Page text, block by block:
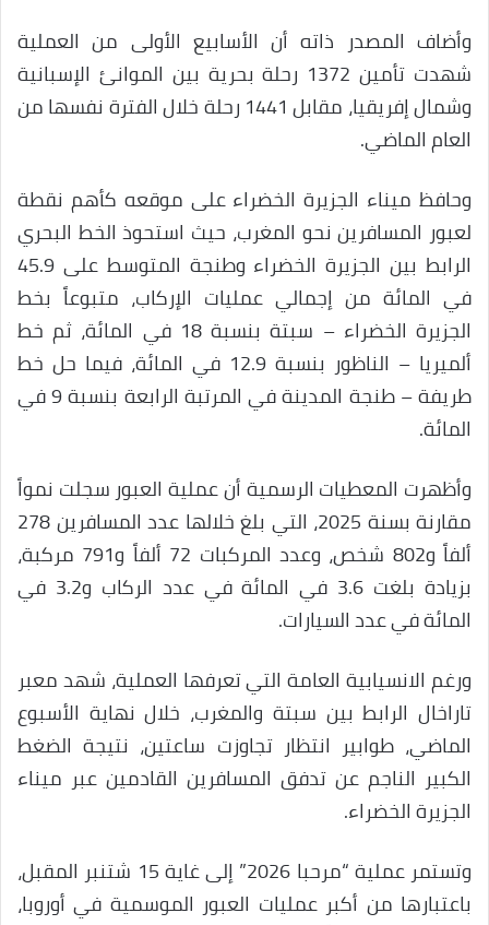
وأضاف المصدر ذاته أن الأسابيع الأولى من العملية
شهدت تأمين 1372 رحلة بحرية بين الموانئ الإسبانية
وشمال إفريقيا، مقابل 1441 رحلة خلال الفترة نفسها من
العام الماضي.
وحافظ ميناء الجزيرة الخضراء على موقعه كأهم نقطة
لعبور المسافرين نحو المغرب، حيث استحوذ الخط البحري
الرابط بين الجزيرة الخضراء وطنجة المتوسط على 45.9
في المائة من إجمالي عمليات الإركاب، متبوعاً بخط
الجزيرة الخضراء – سبتة بنسبة 18 في المائة، ثم خط
ألميريا – الناظور بنسبة 12.9 في المائة، فيما حل خط
طريفة – طنجة المدينة في المرتبة الرابعة بنسبة 9 في
المائة.
وأظهرت المعطيات الرسمية أن عملية العبور سجلت نمواً
مقارنة بسنة 2025، التي بلغ خلالها عدد المسافرين 278
ألفاً و802 شخص، وعدد المركبات 72 ألفاً و791 مركبة،
بزيادة بلغت 3.6 في المائة في عدد الركاب و3.2 في
المائة في عدد السيارات.
ورغم الانسيابية العامة التي تعرفها العملية، شهد معبر
تاراخال الرابط بين سبتة والمغرب، خلال نهاية الأسبوع
الماضي، طوابير انتظار تجاوزت ساعتين، نتيجة الضغط
الكبير الناجم عن تدفق المسافرين القادمين عبر ميناء
الجزيرة الخضراء.
وتستمر عملية “مرحبا 2026” إلى غاية 15 شتنبر المقبل،
باعتبارها من أكبر عمليات العبور الموسمية في أوروبا،